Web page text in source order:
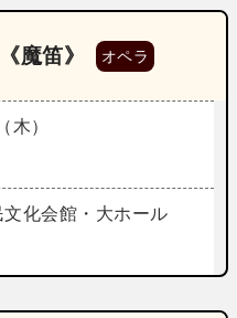
魔笛》 オペラ
木）
化会館・大ホール